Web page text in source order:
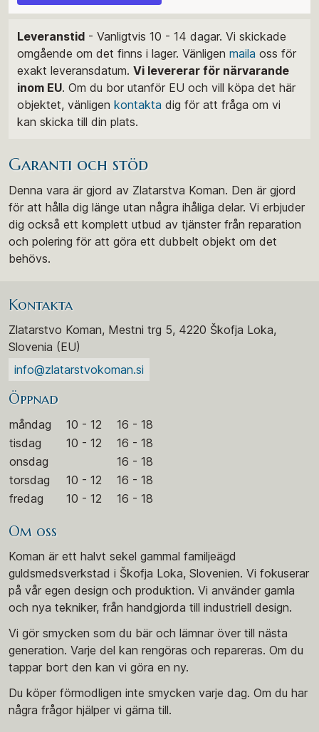
Leveranstid - Vanligtvis 10 - 14 dagar. Vi skickade
omgående om det finns i lager. Vänligen maila oss för
exakt leveransdatum. Vi levererar för närvarande
inom EU. Om du bor utanför EU och vill köpa det här
objektet, vänligen kontakta dig för att fråga om vi
kan skicka till din plats.
Garanti och stöd
Denna vara är gjord av Zlatarstva Koman. Den är gjord
för att hålla dig länge utan några ihåliga delar. Vi erbjuder
dig också ett komplett utbud av tjänster från reparation
och polering för att göra ett dubbelt objekt om det
behövs.
Kontakta
Zlatarstvo Koman, Mestni trg 5, 4220 Škofja Loka,
Slovenia (EU)
info@zlatarstvokoman.si
Öppnad
måndag 10 - 12
16 - 18
tisdag
10 - 12
16 - 18
onsdag
16 - 18
torsdag
10 - 12
16 - 18
fredag
10 - 12 16 - 18
Om oss
Koman är ett halvt sekel gammal familjeägd
guldsmedsverkstad i Škofja Loka, Slovenien. Vi fokuserar
på vår egen design och produktion. Vi använder gamla
och nya tekniker, från handgjorda till industriell design.
Vi gör smycken som du bär och lämnar över till nästa
generation. Varje del kan rengöras och repareras. Om du
tappar bort den kan vi göra en ny.
Du köper förmodligen inte smycken varje dag. Om du har
några frågor hjälper vi gärna till.